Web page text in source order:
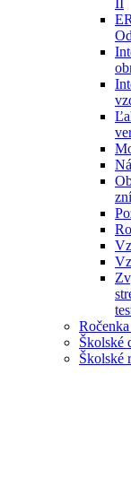
Školské
Školské